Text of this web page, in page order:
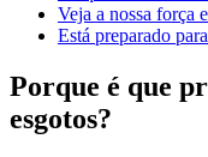
Veja a nossa força
Está preparado
Porque é que
esgotos?